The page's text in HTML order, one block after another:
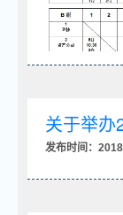
关于举办
发布时间：